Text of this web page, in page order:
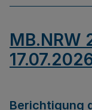
MB.NRW
Berichtigung